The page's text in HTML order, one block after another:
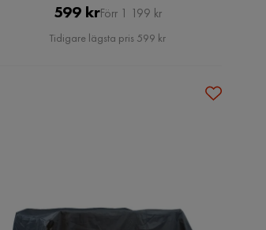
Pris
599 kr Original
Pris
Förr 1 199 kr
Tidigare lägsta pris 599 kr